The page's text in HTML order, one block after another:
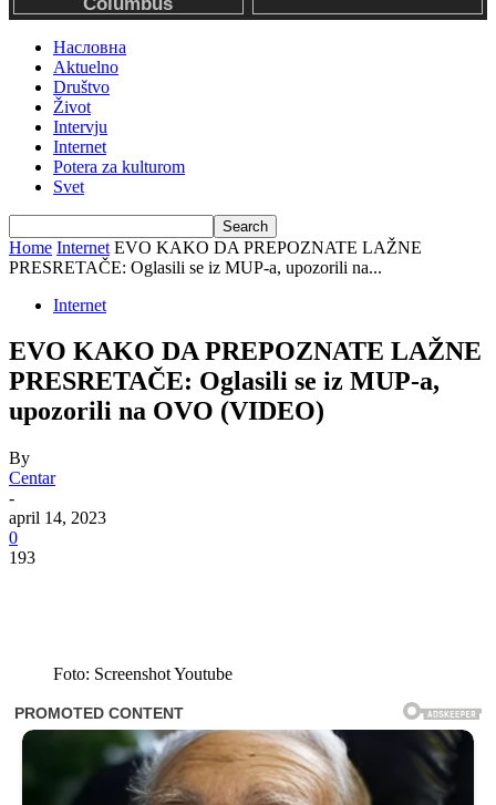
Насловна
Aktuelno
Društvo
Život
Intervju
Internet
Potera za kulturom
Svet
Home Internet EVO KAKO DA PREPOZNATE LAŽNE
PRESRETAČE: Oglasili se iz MUP-a, upozorili na...
Internet
EVO KAKO DA PREPOZNATE LAŽNE
PRESRETAČE: Oglasili se iz MUP-a,
upozorili na OVO (VIDEO)
By
Centar
-
april 14, 2023
0
193
Foto: Screenshot Youtube